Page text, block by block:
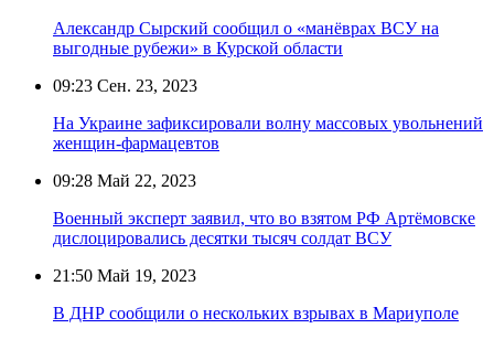
Александр Сырский сообщил о «манёврах ВСУ на
выгодные рубежи» в Курской области
09:23 Сен. 23, 2023
На Украине зафиксировали волну массовых увольнений
женщин-фармацевтов
09:28 Май 22, 2023
Военный эксперт заявил, что во взятом РФ Артёмовске
дислоцировались десятки тысяч солдат ВСУ
21:50 Май 19, 2023
В ДНР сообщили о нескольких взрывах в Мариуполе